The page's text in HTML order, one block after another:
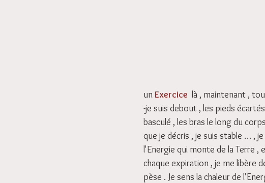
un Exercice là , maintenant ,
-je suis debout , les pieds
basculé , les bras le long du
que je décris , je suis stable … ,
l'Energie qui monte de la Terre
chaque expiration , je me libère
pèse . Je sens la chaleur de